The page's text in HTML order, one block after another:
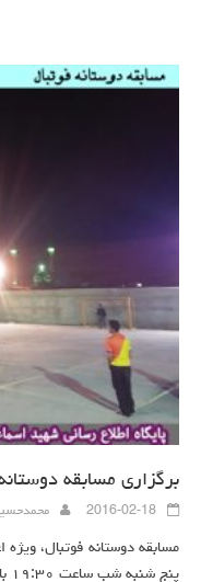
برگزاری مسابقه
2016-02-18
مسابقه دوستانه فوتبال،
پنج شنبه شب ساعت ۱۹:۳۰ با حضور پرشور اعضا، در زمین اختصاصی پایگاه